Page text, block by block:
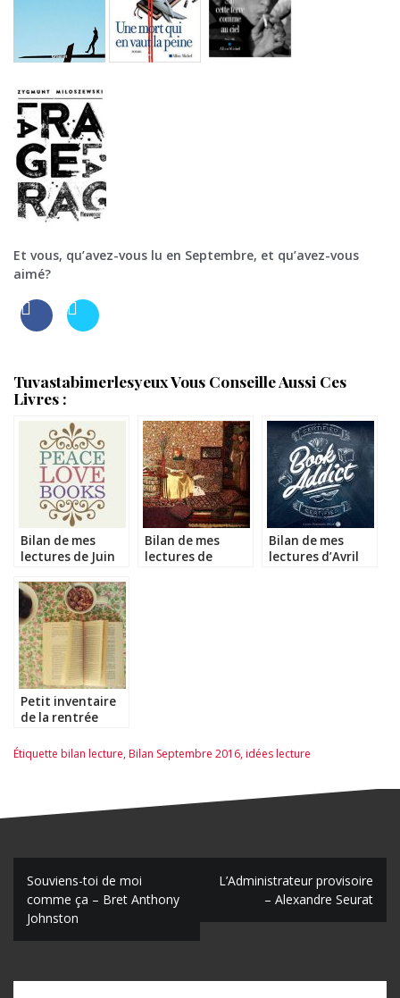
Et vous, qu’avez-vous lu en Septembre, et qu’avez-vous
aimé?
Tuvastabimerlesyeux Vous Conseille Aussi Ces
Livres :
Bilan de mes
lectures de Juin
Bilan de mes
lectures de
Bilan de mes
lectures d’Avril
Petit inventaire
de la rentrée
avant d’attaquer
celle de 2017
Étiquette bilan lecture,Bilan Septembre 2016,idées lecture
N
a
v
i
Souviens-toi de moi
comme ça – Bret Anthony
Johnston
L’Administrateur provisoire
– Alexandre Seurat